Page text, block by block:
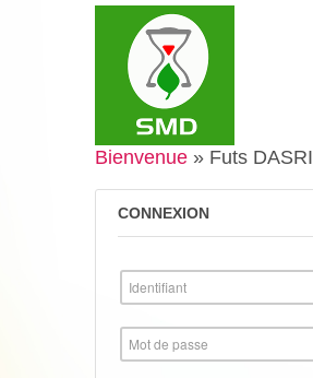
Bienvenue » Futs DASRI
CONNEXION